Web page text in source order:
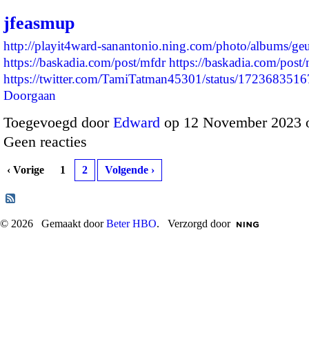
jfeasmup
http://playit4ward-sanantonio.ning.com/photo/albums/
https://baskadia.com/post/mfdr https://baskadia.com/
https://twitter.com/TamiTatman45301/status/
Doorgaan
Toegevoegd door Edward op 12 November
Geen reacties
‹ Vorige 1 2 Volgende ›
© 2026 Gemaakt doorBeter HBO. Verzorgd door